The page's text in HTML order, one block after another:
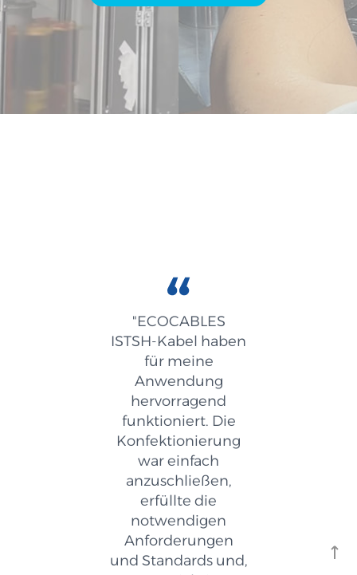
"ECOCABLES
ISTSH-Kabel haben
für meine
Anwendung
hervorragend
funktioniert. Die
Konfektionierung
war einfach
anzuschließen,
erfüllte die
notwendigen
Anforderungen
und Standards und,